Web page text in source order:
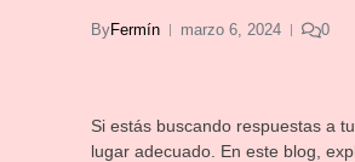
ByFermín marzo 6, 2024 0
Si estás buscando respuestas a
lugar adecuado. En este blog,